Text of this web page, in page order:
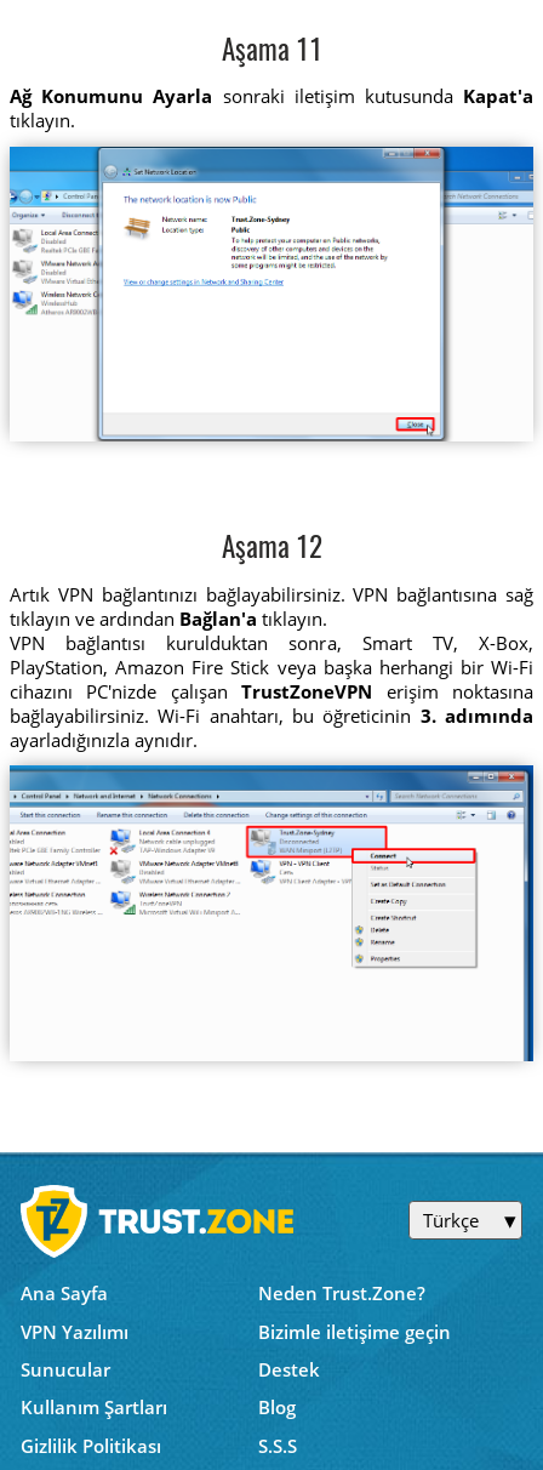
Aşama 11
Ağ Konumunu Ayarla sonraki iletişim kutusunda Kapat'a
tıklayın.
Aşama 12
Artık VPN bağlantınızı bağlayabilirsiniz. VPN bağlantısına sağ
tıklayın ve ardından Bağlan'a tıklayın.
VPN bağlantısı kurulduktan sonra, Smart TV, X-Box,
PlayStation, Amazon Fire Stick veya başka herhangi bir Wi-Fi
cihazını PC'nizde çalışanTrustZoneVPN erişim noktasına
bağlayabilirsiniz. Wi-Fi anahtarı, bu öğreticinin 3. adımında
ayarladığınızla aynıdır.
Türkçe
Ana Sayfa
Neden Trust.Zone?
VPN Yazılımı
Bizimle iletişime geçin
Sunucular
Destek
Kullanım Şartları
Blog
Gizlilik Politikası
S.S.S